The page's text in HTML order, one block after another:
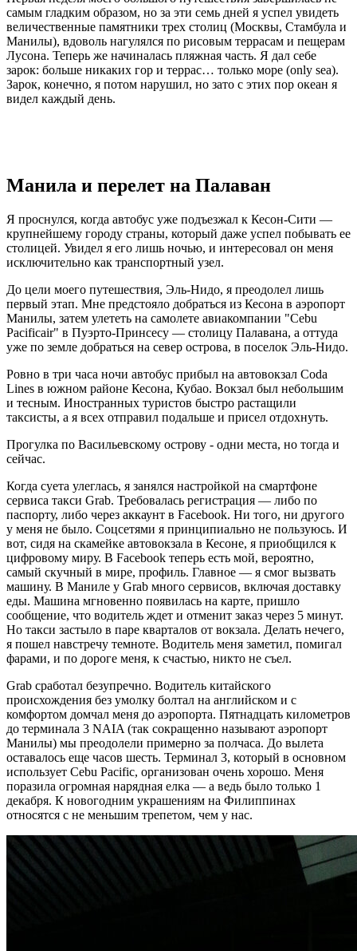
самым гладким образом, но за эти семь дней я успел увидеть
величественные памятники трех столиц (Москвы, Стамбула и
Манилы), вдоволь нагулялся по рисовым террасам и пещерам
Лусона. Теперь же начиналась пляжная часть. Я дал себе
зарок: больше никаких гор и террас… только море (only sea).
Зарок, конечно, я потом нарушил, но зато с этих пор океан я
видел каждый день.
Манила и перелет на Палаван
Я проснулся, когда автобус уже подъезжал к Кесон-Сити —
крупнейшему городу страны, который даже успел побывать ее
столицей. Увидел я его лишь ночью, и интересовал он меня
исключительно как транспортный узел.
До цели моего путешествия, Эль-Нидо, я преодолел лишь
первый этап. Мне предстояло добраться из Кесона в аэропорт
Манилы, затем улететь на самолете авиакомпании "Cebu
Pacificair" в Пуэрто-Принсесу — столицу Палавана, а оттуда
уже по земле добраться на север острова, в поселок Эль-Нидо.
Ровно в три часа ночи автобус прибыл на автовокзал Coda
Lines в южном районе Кесона, Кубао. Вокзал был небольшим
и тесным. Иностранных туристов быстро растащили
таксисты, а я всех отправил подальше и присел отдохнуть.
Прогулка по Васильевскому острову - одни места, но тогда и
сейчас.
Когда суета улеглась, я занялся настройкой на смартфоне
сервиса такси Grab. Требовалась регистрация — либо по
паспорту, либо через аккаунт в Facebook. Ни того, ни другого
у меня не было. Соцсетями я принципиально не пользуюсь. И
вот, сидя на скамейке автовокзала в Кесоне, я приобщился к
цифровому миру. В Facebook теперь есть мой, вероятно,
самый скучный в мире, профиль. Главное — я смог вызвать
машину. В Маниле у Grab много сервисов, включая доставку
еды. Машина мгновенно появилась на карте, пришло
сообщение, что водитель ждет и отменит заказ через 5 минут.
Но такси застыло в паре кварталов от вокзала. Делать нечего,
я пошел навстречу темноте. Водитель меня заметил, помигал
фарами, и по дороге меня, к счастью, никто не съел.
Grab сработал безупречно. Водитель китайского
происхождения без умолку болтал на английском и с
комфортом домчал меня до аэропорта. Пятнадцать километров
до терминала 3 NAIA (так сокращенно называют аэропорт
Манилы) мы преодолели примерно за полчаса. До вылета
оставалось еще часов шесть. Терминал 3, который в основном
использует Cebu Pacific, организован очень хорошо. Меня
поразила огромная нарядная елка — а ведь было только 1
декабря. К новогодним украшениям на Филиппинах
относятся с не меньшим трепетом, чем у нас.